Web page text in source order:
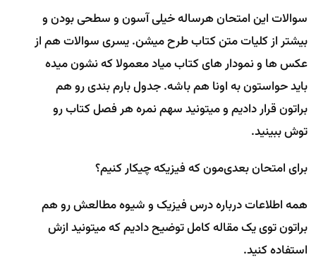
سوالات این امتحان هرساله خیلی آسون و سطحی بودن و
بیشتر از کلیات متن کتاب طرح میشن. یسری سوالات هم از
عکس ها و نمودار های کتاب میاد معمولا که نشون میده
باید حواستون به اونا هم باشه. جدول بارم بندی رو هم
براتون قرار دادیم و میتونید سهم نمره هر فصل کتاب رو
توش ببینید.
برای امتحان بعدی‌مون که فیزیکه چیکار کنیم؟
همه اطلاعات درباره درس فیزیک و شیوه مطالعش رو هم
براتون توی یک مقاله کامل توضیح دادیم که میتونید ازش
استفاده کنید.